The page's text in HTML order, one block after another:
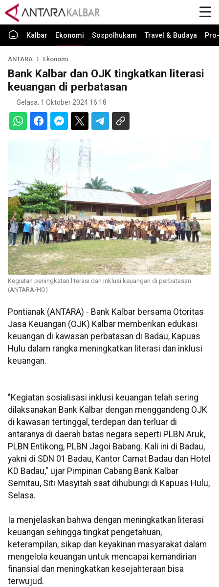
Kalbar Ekonomi Sospolhukam Travel & Budaya
ANTARA Ekonomi
Bank Kalbar dan OJK tingkatkan literasi
keuangan di perbatasan
Selasa, 1 Oktober 2024 16:18
Kegiatan peningkatan literasi dan inklusi keuangan di perbatasan
(ANTARA/HO)
Pontianak (ANTARA) - Bank Kalbar bersama Otoritas
Jasa Keuangan (OJK) Kalbar memberikan edukasi
keuangan di kawasan perbatasan di Badau, Kapuas
Hulu dalam rangka meningkatkan literasi dan inklusi
keuangan.
"Kegiatan sosialisasi inklusi keuangan telah sering
dilaksanakan Bank Kalbar dengan menggandeng OJK
di kawasan tertinggal, terdepan dan terluar di
antaranya di daerah batas negara seperti PLBN Aruk,
PLBN Entikong, PLBN Jagoi Babang. Kali ini di Badau,
yakni di SDN 01 Badau, Kantor Camat Badau dan Hotel
KD Badau," ujar Pimpinan Cabang Bank Kalbar
Semitau, Siti Masyitah saat dihubungi di Kapuas Hulu,
Selasa.
Ia menjelaskan bahwa dengan meningkatkan literasi
keuangan sehingga tingkat pengetahuan,
keterampilan, sikap dan keyakinan masyarakat dalam
mengelola keuangan untuk mencapai kemandirian
finansial dan meningkatkan kesejahteraan bisa
terwujud.